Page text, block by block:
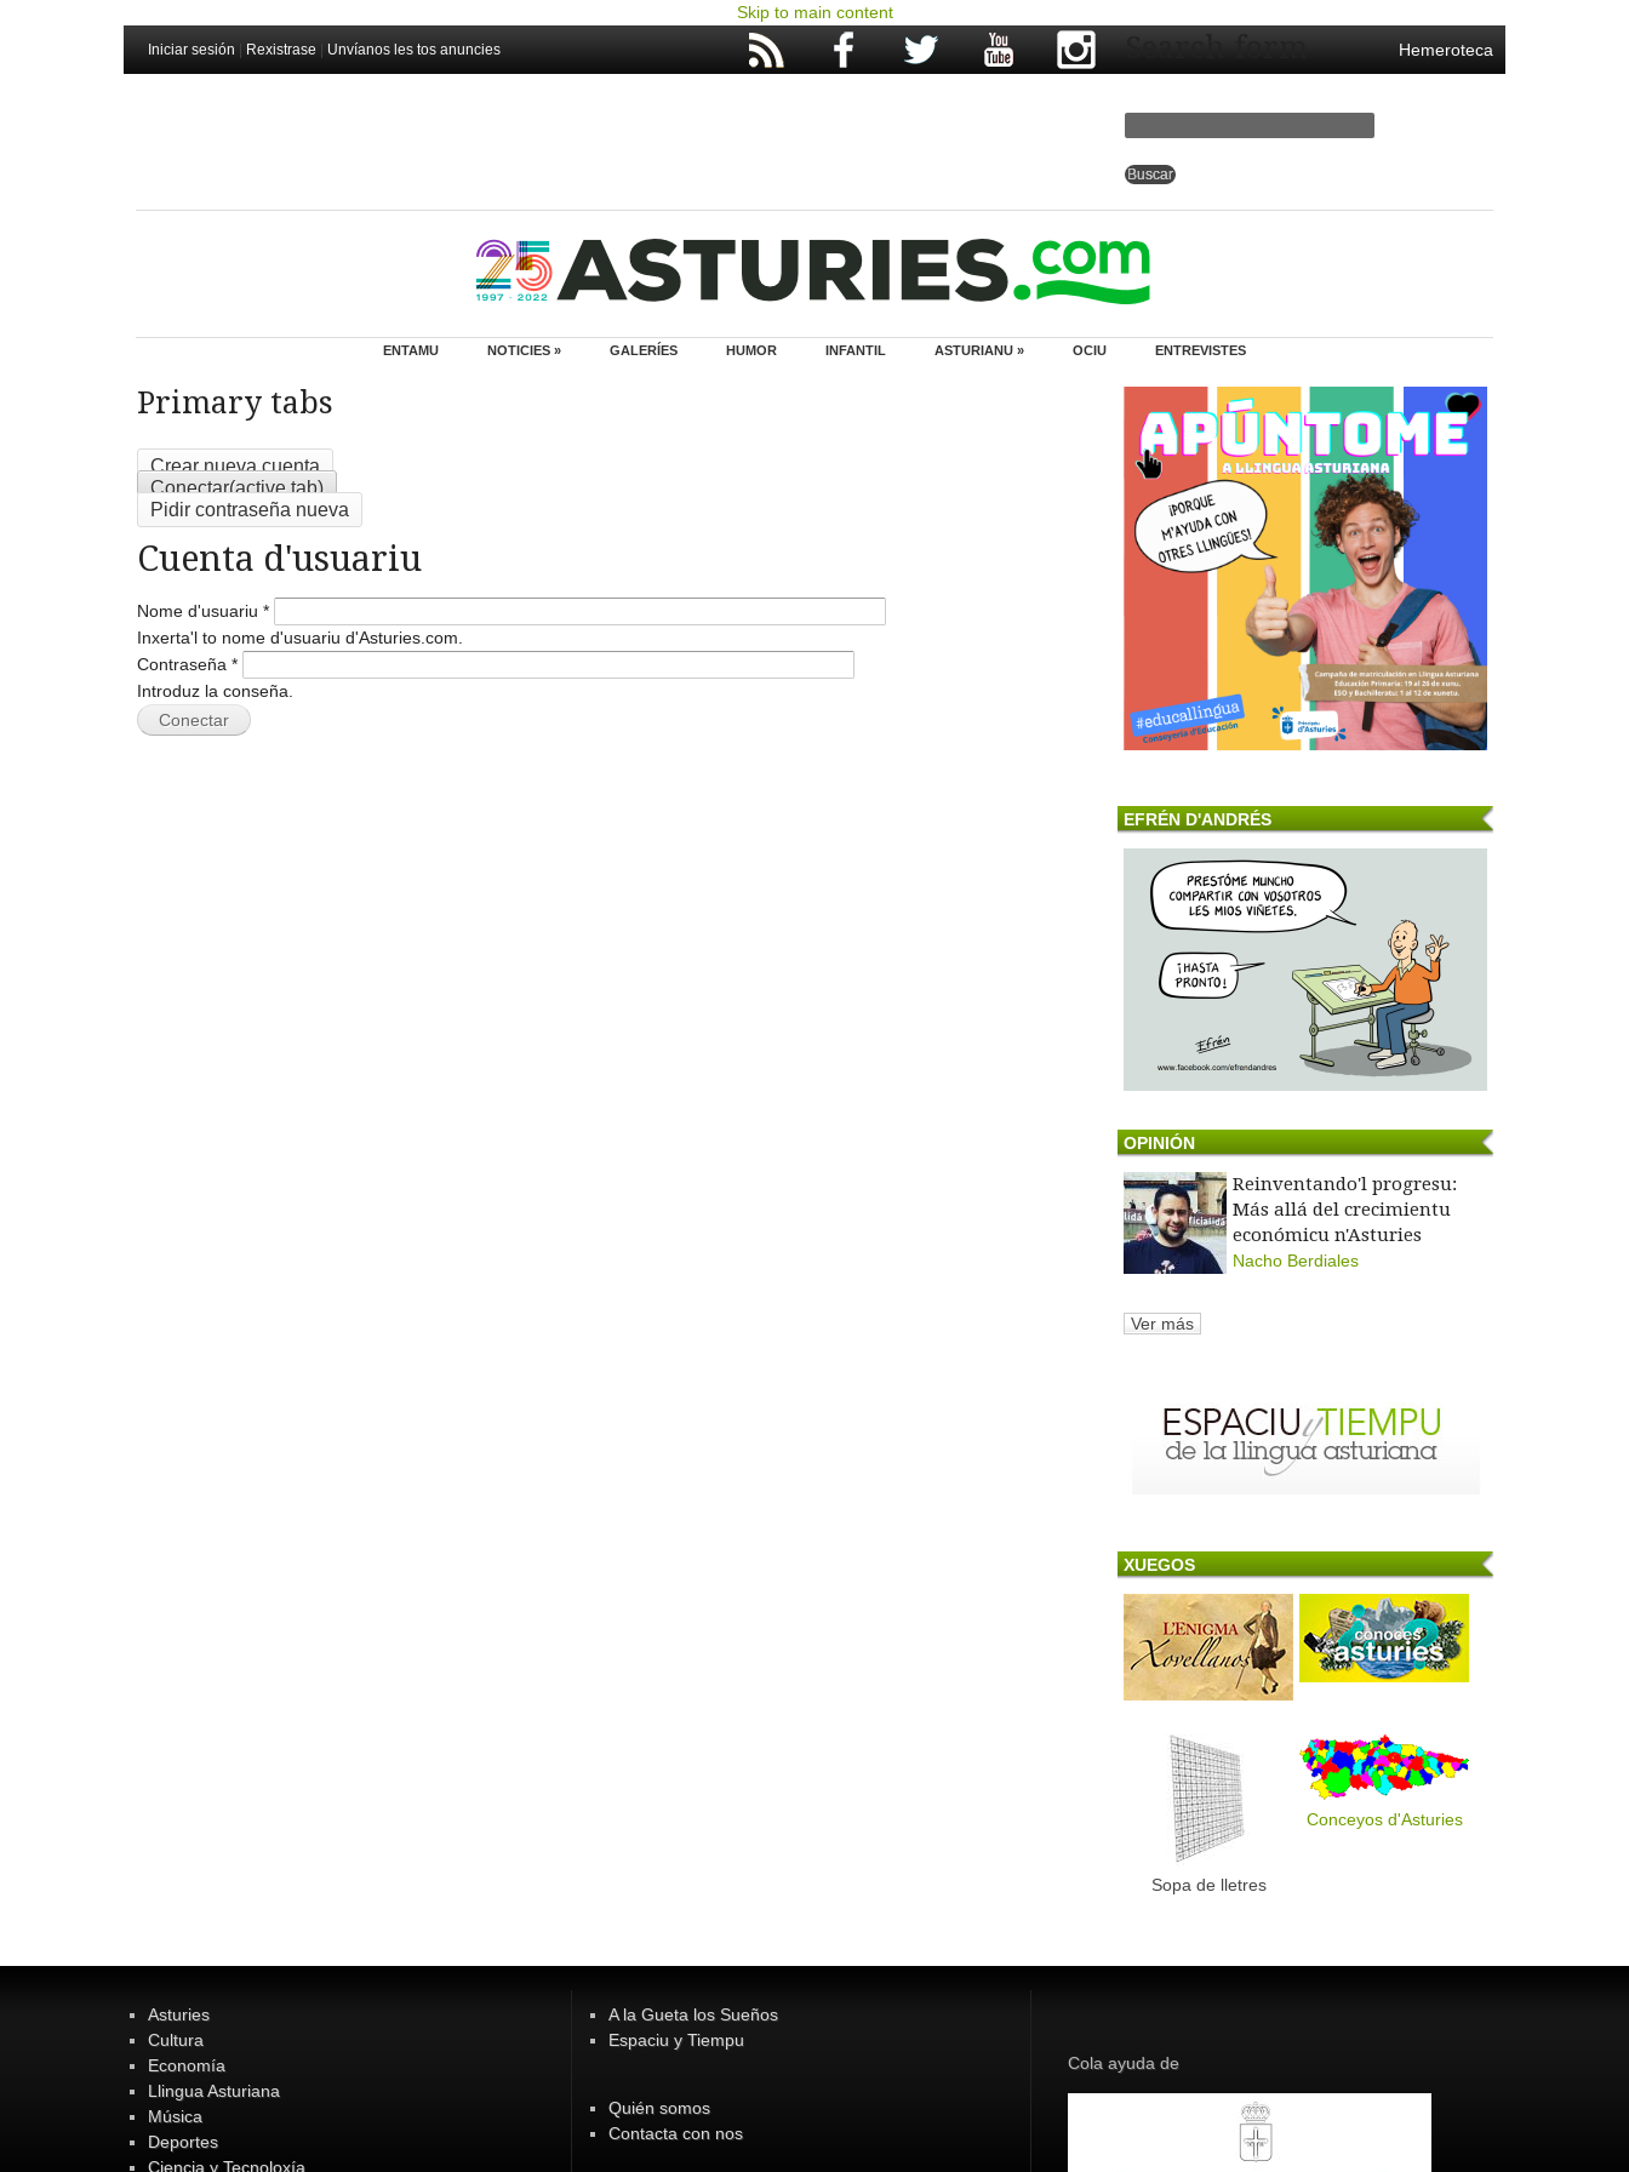
Skip to main content
Iniciar sesión Rexistrase Unvíanos les tos anuncies Hemeroteca
Search form
ENTAMU NOTICIES » GALERÍES HUMOR INFANTIL ASTURIANU » OCIU ENTREVISTES
Primary tabs
Crear nueva cuenta
Conectar(active tab)
Pidir contraseña nueva
Cuenta d'usuariu
Nome d'usuariu *
Inxerta'l to nome d'usuariu d'Asturies.com.
Contraseña *
Introduz la conseña.
EFRÉN D'ANDRÉS
OPINIÓN
Reinventando'l progresu:
Más allá del crecimientu
económicu n'Asturies
Nacho Berdiales
Ver más
XUEGOS
Sopa de lletres
Conceyos d'Asturies
Asturies
Cultura
Economía
Llingua Asturiana
Música
Deportes
Ciencia y Tecnoloxía
A la Gueta los Sueños
Espaciu y Tiempu
Quién somos
Contacta con nos
Cola ayuda de